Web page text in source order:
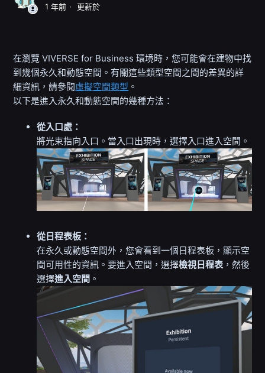
1 年前 更新於
在瀏覽 VIVERSE for Business 環境時，您可能會在建物中找
到幾個永久和動態空間。有關這些類型空間之間的差異的詳
細資訊，請參閱虛擬空間類型 。
以下是進入永久和動態空間的幾種方法：
從入口處：
將光束指向入口。當入口出現時，選擇入口進入空間。
從日程表板：
在永久或動態空間外，您會看到一個日程表板，顯示空
間可用性的資訊。要進入空間，選擇檢視日程表 ，然後
選擇進入空間 。